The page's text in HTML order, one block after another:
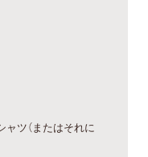
ツ（またはそれに